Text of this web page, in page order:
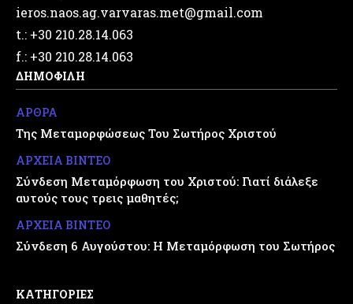
ieros.naos.ag.varvaras.met@gmail.com
t.: +30 210.28.14.063
f.: +30 210.28.14.063
ΔΗΜΟΦΙΛΗ
ΑΡΘΡΑ
Της Μεταμορφώσεως Του Σωτήρος Χριστού
ΑΡΧΕΙΑ ΒΙΝΤΕΟ
Σύνδεση Μεταμόρφωση του Χριστού: Γιατί διάλεξε
αυτούς τους τρεις μαθητές;
ΑΡΧΕΙΑ ΒΙΝΤΕΟ
Σύνδεση 6 Αυγούστου: Η Μεταμόρφωση του Σωτήρος
ΚΑΤΗΓΟΡΙΕΣ